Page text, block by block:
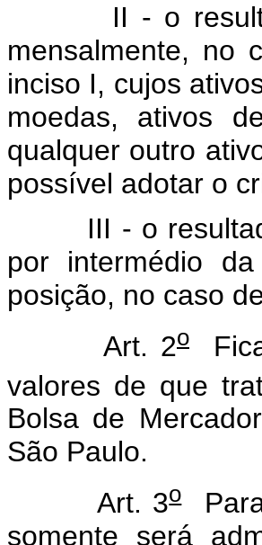
II - o resultado
mensalmente, no
inciso I, cujos
moedas, ativos
qualquer outro
possível adotar o
III - o resultado
por intermédio
posição, no caso
Art. 2o
valores de que
Bolsa de
São Paulo.
Art. 3oPara
somente será